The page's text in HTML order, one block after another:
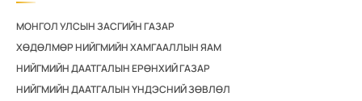
МОНГОЛ УЛСЫН ЗАСГИЙН ГАЗАР
ХӨДӨЛМӨР НИЙГМИЙН ХАМГААЛЛЫН ЯАМ
НИЙГМИЙН ДААТГАЛЫН ЕРӨНХИЙ ГАЗАР
НИЙГМИЙН ДААТГАЛЫН ҮНДЭСНИЙ ЗӨВЛӨЛ